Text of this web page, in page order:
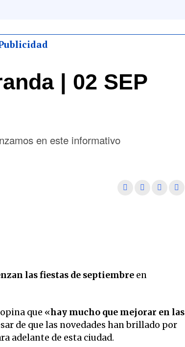
| 02 SEP
en este informativo
las fiestas de septiembre en
que «hay mucho que mejorar en las
de que las novedades han brillado por
adelante de esta ciudad.